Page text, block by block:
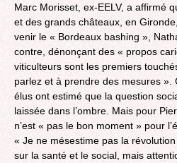
Marc Morisset, ex-EELV, a affirmé
et des grands châteaux, en
venir le « Bordeaux bashing »,
contre, dénonçant des « propos
viticulteurs sont les premiers
parlez et à prendre des mesures ».
élus ont estimé que la question
laissée dans l’ombre. Mais pour
n’est « pas le bon moment » pour
« Je ne mésestime pas la
sur la santé et le social, mais